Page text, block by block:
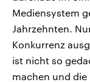
Mediensystem
Jahrzehnten.
Konkurrenz
ist nicht so
machen und